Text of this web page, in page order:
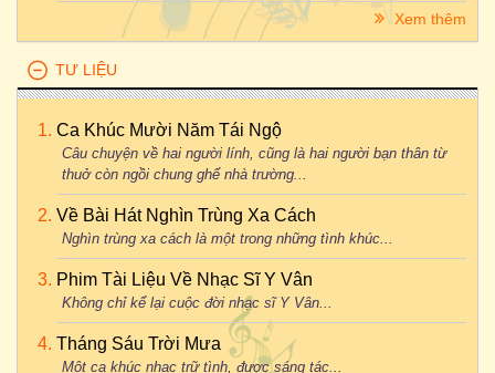
Xem thêm
TƯ LIỆU
Ca Khúc Mười Năm Tái Ngộ
Câu chuyện về hai người lính, cũng là hai người bạn thân từ
thuở còn ngồi chung ghế nhà trường...
Về Bài Hát Nghìn Trùng Xa Cách
Nghìn trùng xa cách là một trong những tình khúc...
Phim Tài Liệu Về Nhạc Sĩ Y Vân
Không chỉ kể lại cuộc đời nhạc sĩ Y Vân...
Tháng Sáu Trời Mưa
Một ca khúc nhạc trữ tình, được sáng tác...